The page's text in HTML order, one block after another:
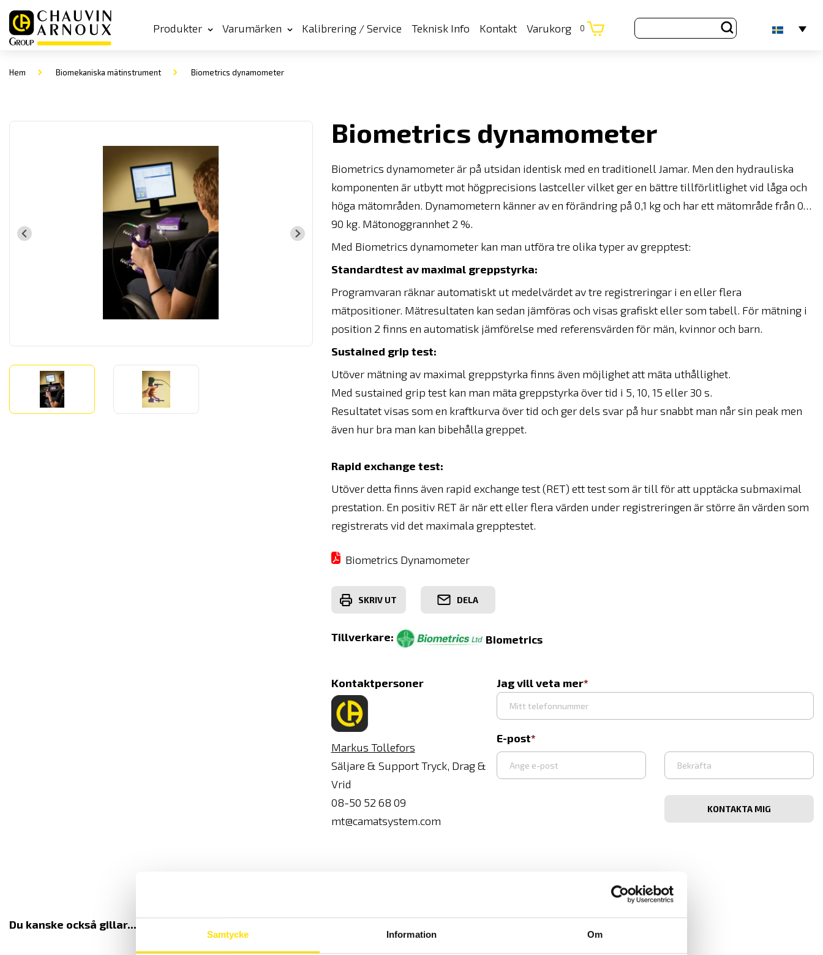
Samtycke Information Om
Produkter Varumärken Kalibrering / Service Teknisk Info Kontakt Varukorg 0
Hem Biomekaniska mätinstrument Biometrics dynamometer
Biometrics dynamometer
Biometrics dynamometer är på utsidan identisk med en traditionell Jamar. Men den hydrauliska
komponenten är utbytt mot högprecisions lastceller vilket ger en bättre tillförlitlighet vid låga och
höga mätområden. Dynamometern känner av en förändring på 0,1 kg och har ett mätområde från 0…
90 kg. Mätonoggrannhet 2 %.
Med Biometrics dynamometer kan man utföra tre olika typer av grepptest:
Standardtest av maximal greppstyrka:
Programvaran räknar automatiskt ut medelvärdet av tre registreringar i en eller flera
mätpositioner. Mätresultaten kan sedan jämföras och visas grafiskt eller som tabell. För mätning i
position 2 finns en automatisk jämförelse med referensvärden för män, kvinnor och barn.
Sustained grip test:
Utöver mätning av maximal greppstyrka finns även möjlighet att mäta uthållighet.
Med sustained grip test kan man mäta greppstyrka över tid i 5, 10, 15 eller 30 s.
Resultatet visas som en kraftkurva över tid och ger dels svar på hur snabbt man når sin peak men
även hur bra man kan bibehålla greppet.
Rapid exchange test:
Utöver detta finns även rapid exchange test (RET) ett test som är till för att upptäcka submaximal
prestation. En positiv RET är när ett eller flera värden under registreringen är större än värden som
registrerats vid det maximala grepptestet.
Biometrics Dynamometer
SKRIV UT DELA
Tillverkare: Biometrics
Kontaktpersoner
Markus Tollefors
Säljare & Support Tryck, Drag &
Vrid
08-50 52 68 09
mt@camatsystem.com
Jag vill veta mer
E-post
Bekräfta
Du kanske också gillar...